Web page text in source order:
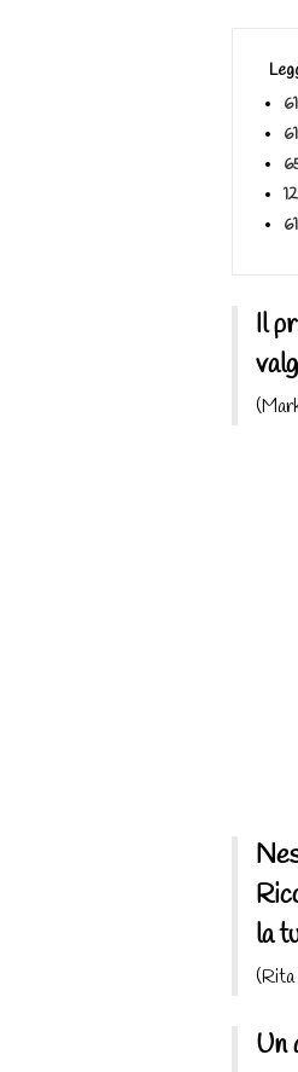
Il
la
(Rita
Un